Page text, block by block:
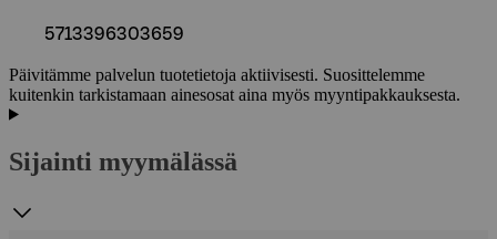
5713396303659
Päivitämme palvelun tuotetietoja aktiivisesti. Suosittelemme
kuitenkin tarkistamaan ainesosat aina myös myyntipakkauksesta.
Sijainti myymälässä